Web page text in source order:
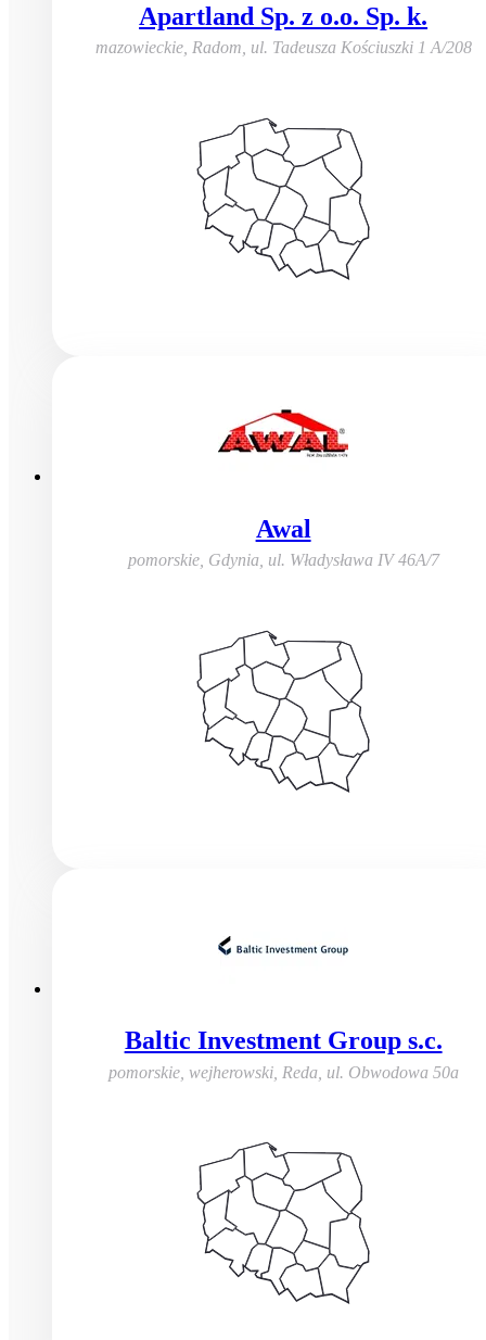
Apartland Sp. z o.o. Sp. k.
mazowieckie, Radom ul. Tadeusza Kościuszki 1 A/208
Awal
pomorskie, Gdynia, ul. Władysława IV 46A/7
Baltic Investment Group s.c.
pomorskie, wejherowski, Reda, ul. Obwodowa 50a